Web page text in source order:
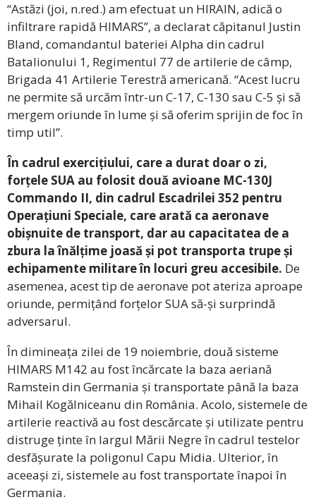
“Astăzi (joi, n.red.) am efectuat un HIRAIN, adică o
infiltrare rapidă HIMARS”, a declarat căpitanul Justin
Bland, comandantul bateriei Alpha din cadrul
Batalionului 1, Regimentul 77 de artilerie de câmp,
Brigada 41 Artilerie Terestră americană. “Acest lucru
ne permite să urcăm într-un C-17, C-130 sau C-5 și să
mergem oriunde în lume și să oferim sprijin de foc în
timp util”.
În cadrul exercițiului, care a durat doar o zi,
forțele SUA au folosit două avioane MC-130J
Commando II, din cadrul Escadrilei 352 pentru
Operațiuni Speciale, care arată ca aeronave
obișnuite de transport, dar au capacitatea de a
zbura la înălțime joasă și pot transporta trupe și
echipamente militare în locuri greu accesibile. De
asemenea, acest tip de aeronave pot ateriza aproape
oriunde, permițând forțelor SUA să-și surprindă
adversarul.
În dimineața zilei de 19 noiembrie, două sisteme
HIMARS M142 au fost încărcate la baza aeriană
Ramstein din Germania și transportate până la baza
Mihail Kogălniceanu din România. Acolo, sistemele de
artilerie reactivă au fost descărcate și utilizate pentru
distruge ținte în largul Mării Negre în cadrul testelor
desfășurate la poligonul Capu Midia. Ulterior, în
aceeași zi, sistemele au fost transportate înapoi în
Germania.